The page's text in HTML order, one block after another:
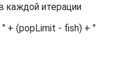
каждой итерации
+ (popLimit - fish) + "